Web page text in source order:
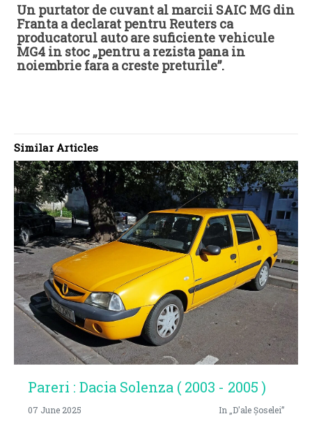
Un purtator de cuvant al marcii SAIC MG din
Franta a declarat pentru Reuters ca
producatorul auto are suficiente vehicule
MG4 in stoc „pentru a rezista pana in
noiembrie fara a creste preturile”.
Similar Articles
Pareri : Dacia Solenza ( 2003 - 2005 )
07 June 2025 In „D'ale Șoselei”